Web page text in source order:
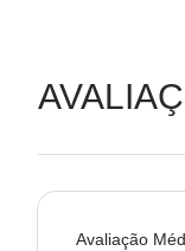
Avaliação